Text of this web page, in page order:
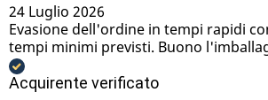
24 Luglio 2026
Evasione dell'ordine in tempi rapidi
tempi minimi previsti. Buono
Acquirente verificato